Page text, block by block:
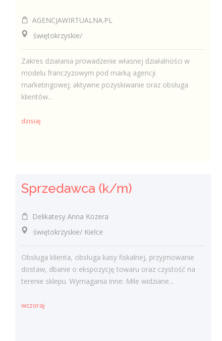
AGENCJAWIRTUALNA.PL
świętokrzyskie/
Zakres działania prowadzenie własnej działalności w
modelu franczyzowym pod marką agencji
marketingowej; aktywne pozyskiwanie oraz obsługa
klientów...
dzisiaj
Sprzedawca (k/m)
Delikatesy Anna Kozera
świętokrzyskie/ Kielce
Obsługa klienta, obsługa kasy fiskalnej, przyjmowanie
dostaw, dbanie o ekspozycję towaru oraz czystość na
terenie sklepu. Wymagania inne: Mile widziane...
wczoraj